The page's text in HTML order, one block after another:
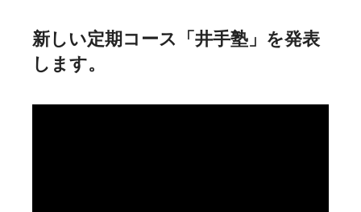
新しい定期コース「井手塾」を発表
します。